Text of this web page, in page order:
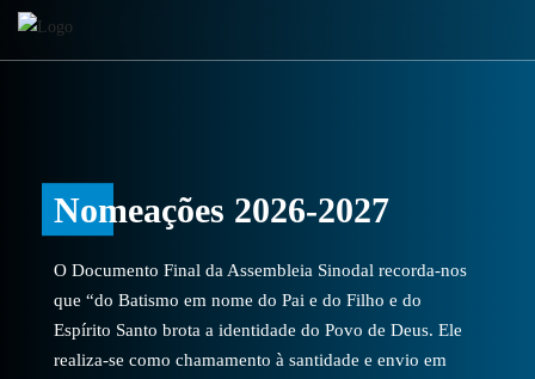
Nomeações 2026-2027
O Documento Final da Assembleia Sinodal recorda-nos
que “do Batismo em nome do Pai e do Filho e do
Espírito Santo brota a identidade do Povo de Deus. Ele
realiza-se como chamamento à santidade e envio em